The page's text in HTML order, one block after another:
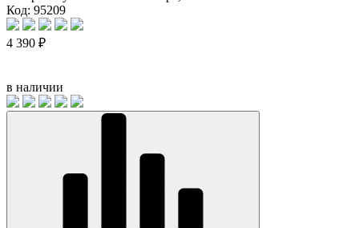
Код: 95209
4 390 ₽
в наличии